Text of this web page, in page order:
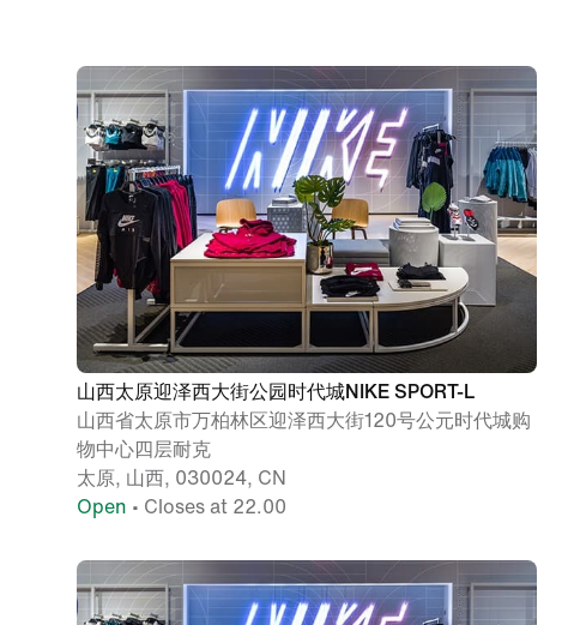
山西太原迎泽西大街公园时代城NIKE SPORT-L
山西省太原市万柏林区迎泽西大街120号公元时代城购
物中心四层耐克
太原, 山西, 030024, CN
Open • Closes at 22.00